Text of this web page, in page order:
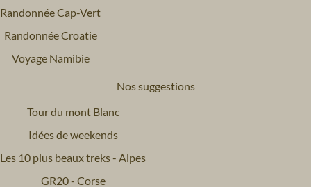
Randonnée Cap-Vert
Randonnée Croatie
Voyage Namibie
Nos suggestions
Tour du mont Blanc
Idées de weekends
Les 10 plus beaux treks - Alpes
GR20 - Corse